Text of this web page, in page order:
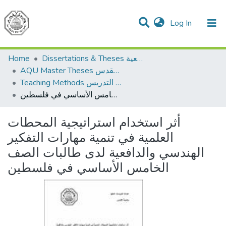
Log In (current)
Communities & Collections
All of DSpace
Home
Dissertations & Theses الرسائل الجامعية
AQU Master Theses الرسائل الجامعية الخاصة بجامعة القدس
Teaching Methods أساليب التدريس
أثر استخدام استراتيجية المحطات العلمية في تنمية مهارات التفكير الهندسي والدافعية لدى طالبات الصف الخامس الأساسي في فلسطين
أثر استخدام استراتيجية المحطات
العلمية في تنمية مهارات التفكير
الهندسي والدافعية لدى طالبات الصف
الخامس الأساسي في فلسطين